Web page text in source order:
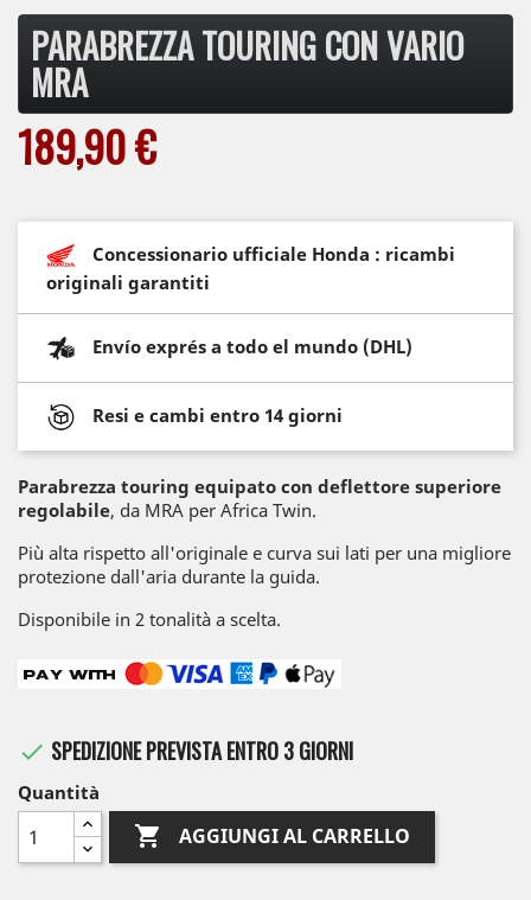
PARABREZZA TOURING CON VARIO
MRA
189,90 €
Concessionario ufficiale Honda : ricambi
originali garantiti
Envío exprés a todo el mundo (DHL)
Resi e cambi entro 14 giorni
Parabrezza touring equipato con deflettore superiore
regolabile, da MRA per Africa Twin.
Più alta rispetto all'originale e curva sui lati per una migliore
protezione dall'aria durante la guida.
Disponibile in 2 tonalità a scelta.
 SPEDIZIONE PREVISTA ENTRO 3 GIORNI
Quantità
 AGGIUNGI AL CARRELLO